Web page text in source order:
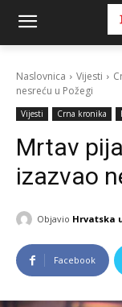
Naslovnica Vijesti
nesreću u Požegi
Vijesti Crna kronika
Mrtav
izazvao
Objavio Hrvatska
Facebook